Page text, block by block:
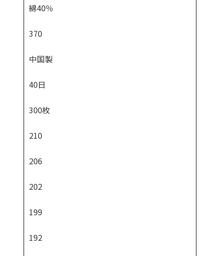
綿40％
370
中国製
40日
300枚
210
206
202
199
192